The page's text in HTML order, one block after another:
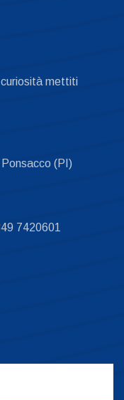
mettiti
(PI)
7420601